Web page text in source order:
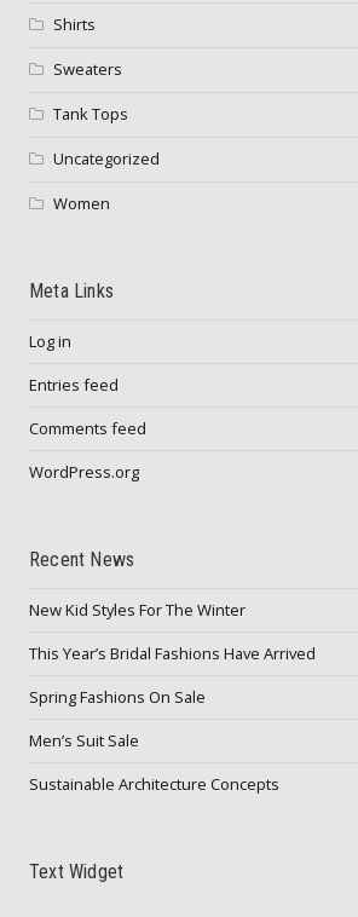
Shirts
Sweaters
Tank Tops
Uncategorized
Women
Meta Links
Log in
Entries feed
Comments feed
WordPress.org
Recent News
New Kid Styles For The Winter
This Year’s Bridal Fashions Have Arrived
Spring Fashions On Sale
Men’s Suit Sale
Sustainable Architecture Concepts
Text Widget